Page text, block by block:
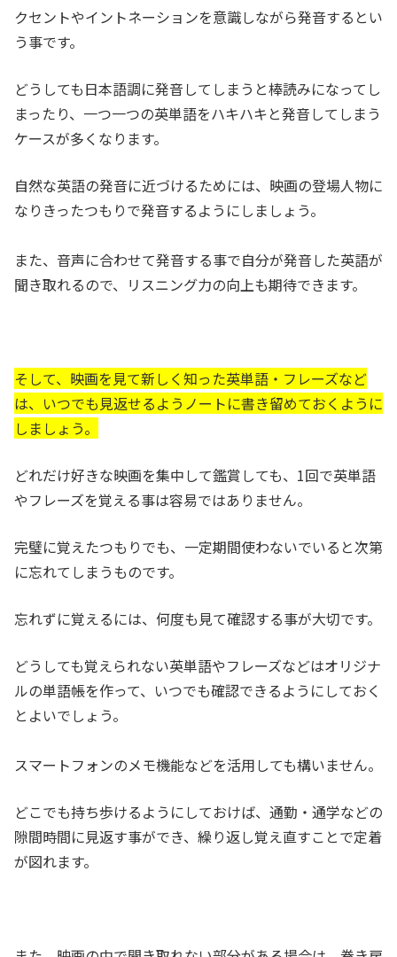
クセントやイントネーションを意識しながら発音するとい
う事です。
どうしても日本語調に発音してしまうと棒読みになってし
まったり、一つ一つの英単語をハキハキと発音してしまう
ケースが多くなります。
自然な英語の発音に近づけるためには、映画の登場人物に
なりきったつもりで発音するようにしましょう。
また、音声に合わせて発音する事で自分が発音した英語が
聞き取れるので、リスニング力の向上も期待できます。
そして、映画を見て新しく知った英単語・フレーズなど
は、いつでも見返せるようノートに書き留めておくように
しましょう。
どれだけ好きな映画を集中して鑑賞しても、1回で英単語
やフレーズを覚える事は容易ではありません。
完璧に覚えたつもりでも、一定期間使わないでいると次第
に忘れてしまうものです。
忘れずに覚えるには、何度も見て確認する事が大切です。
どうしても覚えられない英単語やフレーズなどはオリジナ
ルの単語帳を作って、いつでも確認できるようにしておく
とよいでしょう。
スマートフォンのメモ機能などを活用しても構いません。
どこでも持ち歩けるようにしておけば、通勤・通学などの
隙間時間に見返す事ができ、繰り返し覚え直すことで定着
が図れます。